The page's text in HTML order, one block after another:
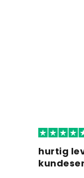
hurtig